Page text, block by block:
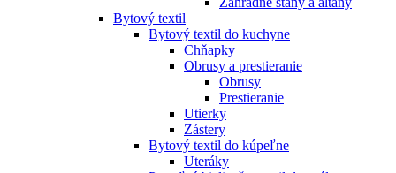
Bytový textil
Bytový textil do kuchyne
Chňapky
Obrusy a prestieranie
Obrusy
Prestieranie
Utierky
Zástery
Bytový textil do kúpeľne
Uteráky